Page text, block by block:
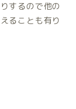
するので他の
ることも有り